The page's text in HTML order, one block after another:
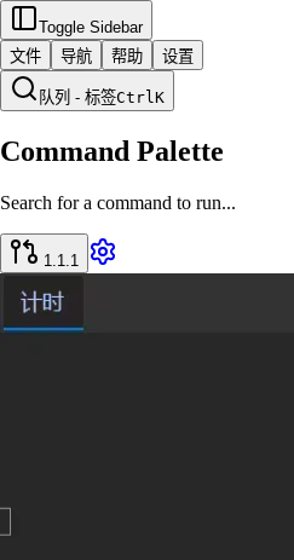
Toggle Sidebar
文件
导航 帮助 设置
队列 - 标签CtrlK
Command Palette
Search for a command to run...
1.1.1